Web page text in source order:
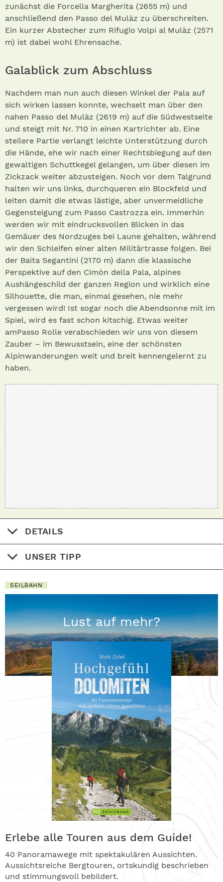
zunächst die Forcella Margherita (2655 m) und
anschließend den Passo del Mulàz zu überschreiten.
Ein kurzer Abstecher zum Rifugio Volpi al Mulàz (2571
m) ist dabei wohl Ehrensache.
Galablick zum Abschluss
Nachdem man nun auch diesen Winkel der Pala auf
sich wirken lassen konnte, wechselt man über den
nahen Passo del Mulàz (2619 m) auf die Südwestseite
und steigt mit Nr. 710 in einen Kartrichter ab. Eine
steilere Partie verlangt leichte Unterstützung durch
die Hände, ehe wir nach einer Rechtsbiegung auf den
gewaltigen Schuttkegel gelangen, um über diesen im
Zickzack weiter abzusteigen. Noch vor dem Talgrund
halten wir uns links, durchqueren ein Blockfeld und
leiten damit die etwas lästige, aber unvermeidliche
Gegensteigung zum Passo Castrozza ein. Immerhin
werden wir mit eindrucksvollen Blicken in das
Gemäuer des Nordzuges bei Laune gehalten, während
wir den Schleifen einer alten Militärtrasse folgen. Bei
der Baita Segantini (2170 m) dann die klassische
Perspektive auf den Cimòn della Pala, alpines
Aushängeschild der ganzen Region und wirklich eine
Silhouette, die man, einmal gesehen, nie mehr
vergessen wird! Ist sogar noch die Abendsonne mit im
Spiel, wird es fast schon kitschig. Etwas weiter
amPasso Rolle verabschieden wir uns von diesem
Zauber – im Bewusstsein, eine der schönsten
Alpinwanderungen weit und breit kennengelernt zu
haben.
DETAILS
UNSER TIPP
SEILBAHN
Lust auf mehr?
Erlebe alle Touren aus dem Guide!
40 Panoramawege mit spektakulären Aussichten.
Aussichtsreiche Bergtouren, ortskundig beschrieben
und stimmungsvoll bebildert.